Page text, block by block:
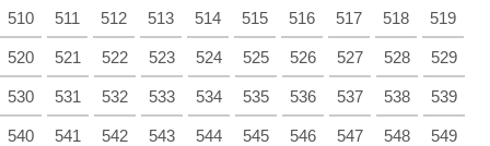
510 511 512 513 514 515 516 517 518 519
520 521 522 523 524 525 526 527 528 529
530 531 532 533 534 535 536 537 538 539
540 541 542 543 544 545 546 547 548 549